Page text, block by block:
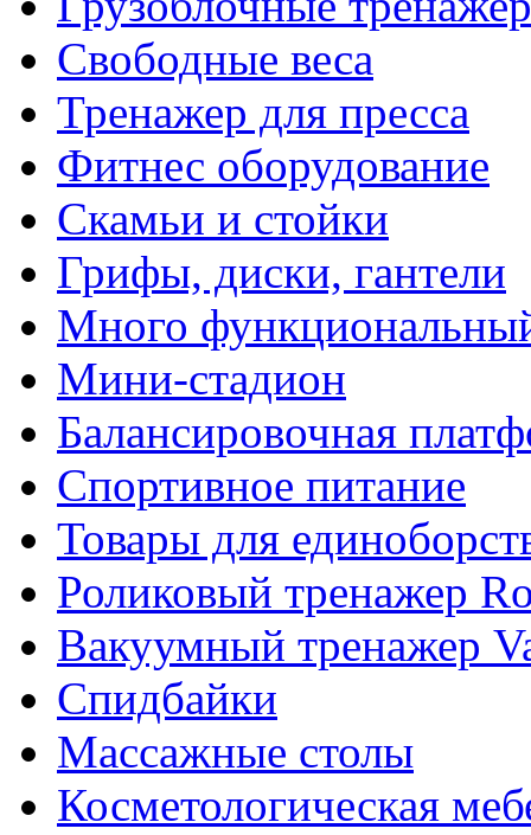
Свободные веса
Тренажер для пресса
Фитнес оборудование
Скамьи и стойки
Грифы, диски, гантели
Много
Мини-стадион
Балансировочная
Спортивное питание
Товары для
Роликовый тренажер
Вакуумный тренажер
Спидбайки
Массажные столы
Косметологическая